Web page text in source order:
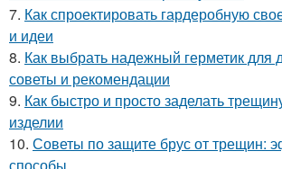
7. Как спроектировать гардеробную
и идеи
8. Как выбрать надежный герметик для
советы и рекомендации
9. Как быстро и просто заделать
изделии
10. Советы по защите брус от трещин: